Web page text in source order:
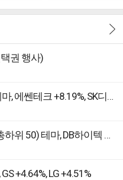
권 행사)
[강세 토픽] LPG(액화석유가스) 테마, 에쎈테크 +8.19%, SK디스커버리 +3.82%
[강세 토픽] 밸류업 지수 편입 (시총하위 50) 테마, DB하이텍 +10.35%, 풍산 +8.23%
+4.64%, LG +4.51%